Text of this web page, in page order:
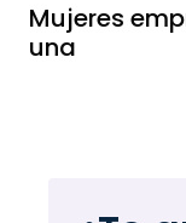
Mujeres
una